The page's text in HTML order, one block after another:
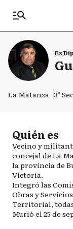
Ex
La Matanza 3°
Quién es
Vecino y
concejal de La
la provincia de
Victoria.
Integró las
Obras y
Territorial,
Murió el 25 de